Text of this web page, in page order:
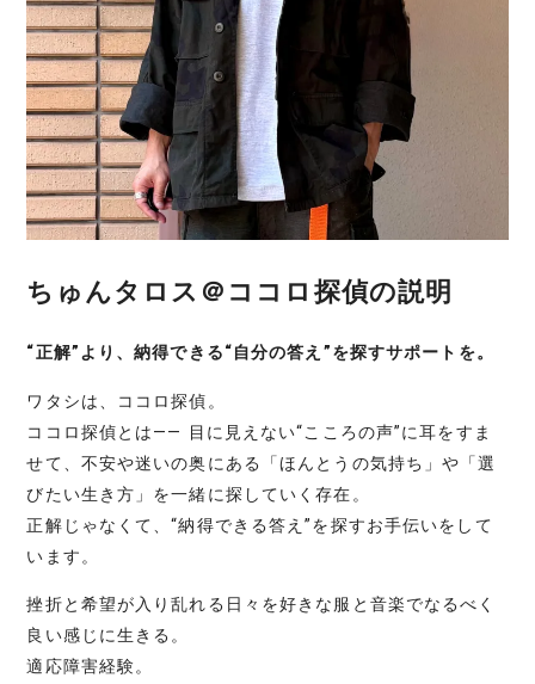
ちゅんタロス＠ココロ探偵の説明
“正解”より、納得できる“自分の答え”を探すサポートを。
ワタシは、ココロ探偵。
ココロ探偵とは―― 目に見えない“こころの声”に耳をすま
せて、不安や迷いの奥にある「ほんとうの気持ち」や「選
びたい生き方」を一緒に探していく存在。
正解じゃなくて、“納得できる答え”を探すお手伝いをして
います。
挫折と希望が入り乱れる日々を好きな服と音楽でなるべく
良い感じに生きる。
適応障害経験。